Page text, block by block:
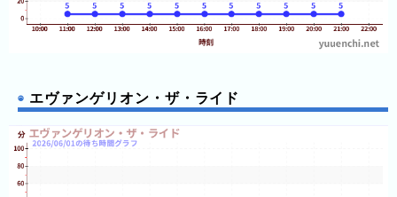
エヴァンゲリオン・ザ・ライド